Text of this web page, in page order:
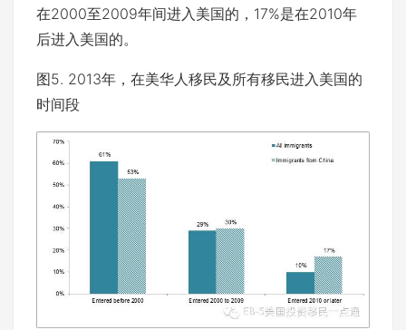
在2000至2009年间进入美国的，17%是在2010年
后进入美国的。
图5. 2013年，在美华人移民及所有移民进入美国的
时间段